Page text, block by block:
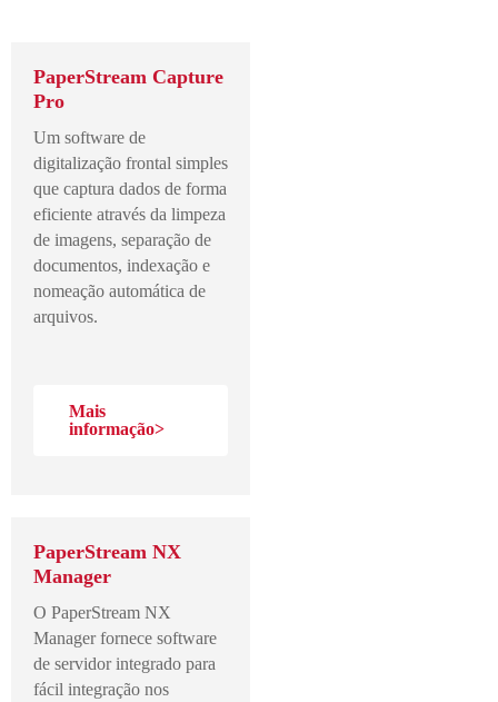
PaperStream Capture
Pro
Um software de
digitalização frontal simples
que captura dados de forma
eficiente através da limpeza
de imagens, separação de
documentos, indexação e
nomeação automática de
arquivos.
Mais
informação>
PaperStream NX
Manager
O PaperStream NX
Manager fornece software
de servidor integrado para
fácil integração nos